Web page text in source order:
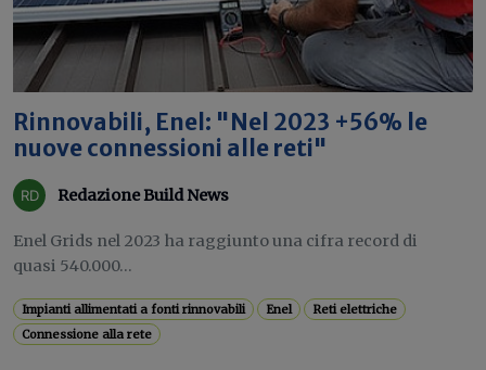
Rinnovabili, Enel: "Nel 2023 +56% le
nuove connessioni alle reti"
Redazione Build News
Enel Grids nel 2023 ha raggiunto una cifra record di
quasi 540.000...
Impianti allimentati a fonti rinnovabili Enel
Reti elettriche
Connessione alla rete